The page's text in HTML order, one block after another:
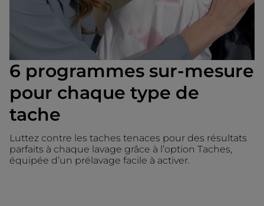
6 programmes sur-mesure
pour chaque type de
tache
Luttez contre les taches tenaces pour des résultats
parfaits à chaque lavage grâce à l’option Taches,
équipée d’un prélavage facile à activer.